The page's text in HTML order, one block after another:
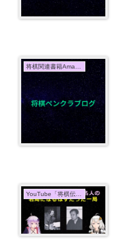
YouTube「将棋伝説」